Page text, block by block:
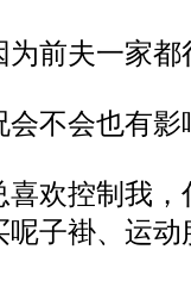
前夫一家
不会也有影
欢控制我，
子褂、运